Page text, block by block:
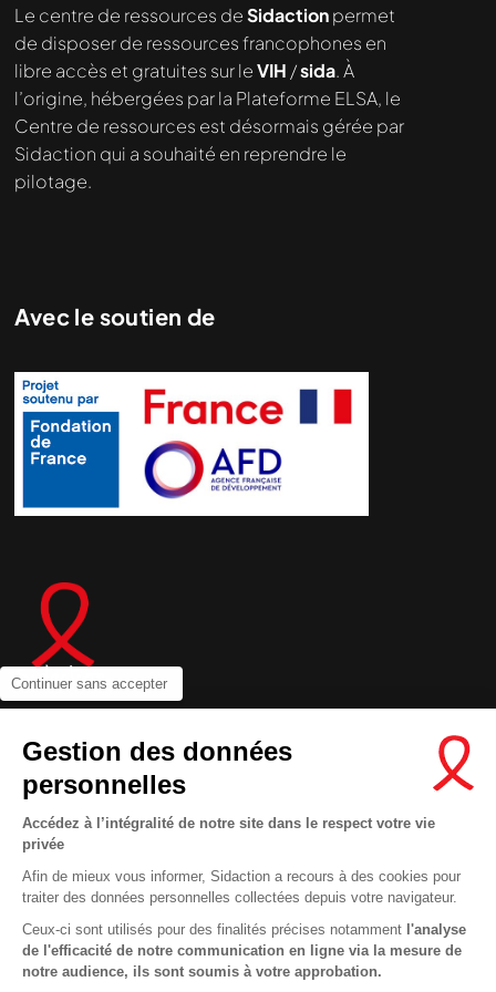
Continuer sans accepter
Gestion des données
personnelles
Accédez à l’intégralité de notre site dans le respect votre vie
privée
Afin de mieux vous informer, Sidaction a recours à des cookies pour
traiter des données personnelles collectées depuis votre navigateur.
Ceux-ci sont utilisés pour des finalités précises notamment l'analyse
de l'efficacité de notre communication en ligne via la mesure de
notre audience, ils sont soumis à votre approbation.
demandé....
Le centre de ressources deSidactionpermet
de disposer de ressources francophones en
libre accès et gratuites sur leVIH /sida. À
l’origine, hébergées par la Plateforme ELSA, le
Centre de ressources est désormais gérée par
Sidaction qui a souhaité en reprendre le
pilotage.
Avec le soutien de
Contactez-nous
Newsletter
Nous suivre sur les réseaux :
MENTIONS LÉGALES
CONDITIONS D’UTILISATION ET PROTECTION DES DONNÉES